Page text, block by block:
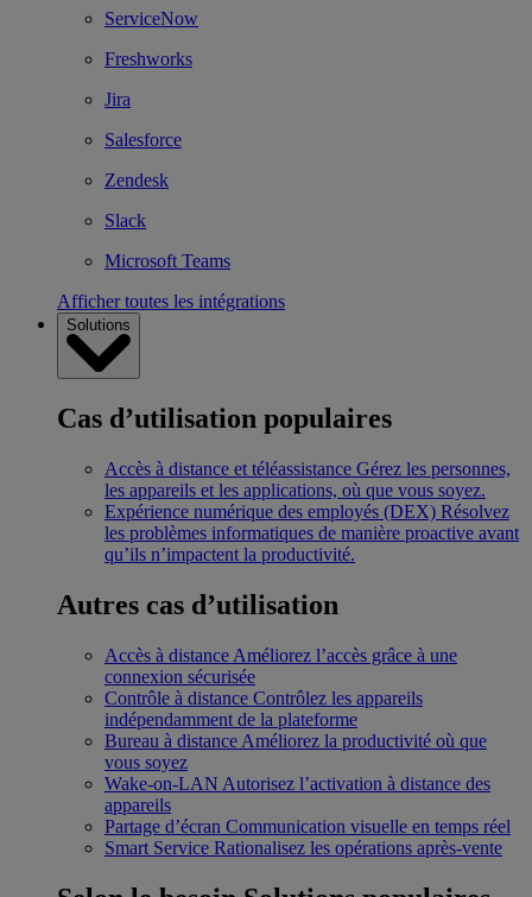
ServiceNow
Freshworks
Jira
Salesforce
Zendesk
Slack
Microsoft Teams
Afficher toutes les intégrations
Solutions
Cas d’utilisation populaires
Accès à distance et téléassistance Gérez les personnes,
les appareils et les applications, où que vous soyez.
Expérience numérique des employés (DEX) Résolvez
les problèmes informatiques de manière proactive avant
qu’ils n’impactent la productivité.
Autres cas d’utilisation
Accès à distance Améliorez l’accès grâce à une
connexion sécurisée
Contrôle à distance Contrôlez les appareils
indépendamment de la plateforme
Bureau à distance Améliorez la productivité où que
vous soyez
Wake-on-LAN Autorisez l’activation à distance des
appareils
Partage d’écran Communication visuelle en temps réel
Smart Service Rationalisez les opérations après-vente